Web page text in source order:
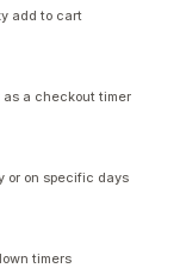
add to cart
a checkout timer
or on specific days
timers